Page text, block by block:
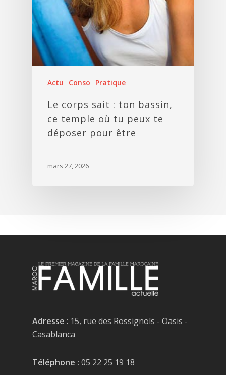
Actu Conso Pratique
Le corps sait : ton bassin,
ce temple où tu peux te
déposer pour être
mars 27, 2026
Adresse : 15, rue des Rossignols - Oasis -
Casablanca
Téléphone : 05 22 25 19 18